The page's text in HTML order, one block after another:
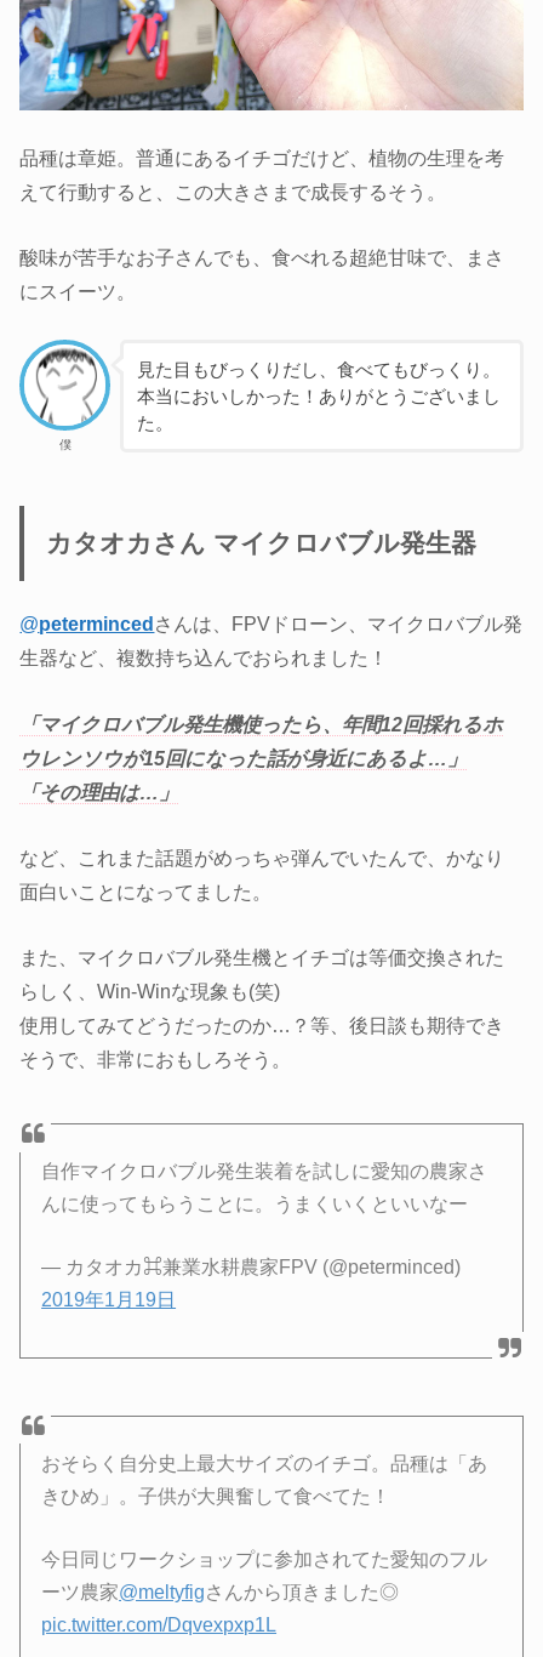
品種は章姫。普通にあるイチゴだけど、植物の生理を考
えて行動すると、この大きさまで成長するそう。
酸味が苦手なお子さんでも、食べれる超絶甘味で、まさ
にスイーツ。
僕
見た目もびっくりだし、食べてもびっくり。
本当においしかった！ありがとうございまし
た。
カタオカさん マイクロバブル発生器
@petermincedさんは、FPVドローン、マイクロバブル発
生器など、複数持ち込んでおられました！
「マイクロバブル発生機使ったら、年間12回採れるホ
ウレンソウが15回になった話が身近にあるよ…」
「その理由は…」
など、これまた話題がめっちゃ弾んでいたんで、かなり
面白いことになってました。
また、マイクロバブル発生機とイチゴは等価交換された
らしく、Win-Winな現象も(笑)
使用してみてどうだったのか…？等、後日談も期待でき
そうで、非常におもしろそう。
自作マイクロバブル発生装着を試しに愛知の農家さ
んに使ってもらうことに。うまくいくといいなー
— カタオカ⌘兼業水耕農家FPV (@peterminced)
2019年1月19日
おそらく自分史上最大サイズのイチゴ。品種は「あ
きひめ」。子供が大興奮して食べてた！
今日同じワークショップに参加されてた愛知のフル
ーツ農家@meltyfigさんから頂きました◎
pic.twitter.com/Dqvexpxp1L